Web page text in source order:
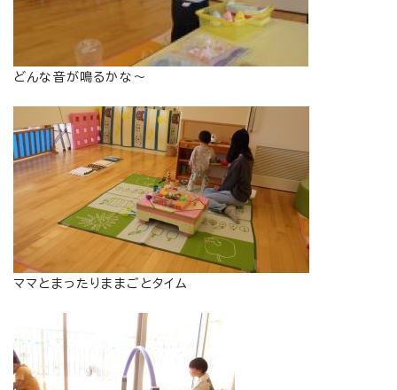
どんな音が鳴るかな～
ママとまったりままごとタイム